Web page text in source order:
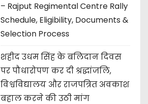
– Rajput Regimental Centre Rally
Schedule, Eligibility, Documents &
Selection Process
शहीद उधम सिंह के बलिदान दिवस
पर पौधारोपण कर दी श्रद्धांजलि,
विश्वविद्यालय और राजपत्रित अवकाश
बहाल करने की उठी मांग